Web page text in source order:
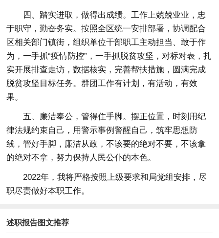
四、踏实进取，做得出成绩。工作上兢兢业业，忠
于职守，勤奋务实。按照全区统一安排部署，协调配合
区相关部门镇街，组织单位干部职工主动担当、敢于作
为，一手抓“疫情防控”，一手抓脱贫攻坚，对标对表，扎
实开展排查走访，数据核实，完善帮扶措施，圆满完成
脱贫攻坚目标任务。群团工作有计划，有活动，有效
果。
五、廉洁奉公，管得住手脚。摆正位置，时刻用纪
律法规约束自己，用警示事例警醒自己，筑牢思想防
线，管好手脚，廉洁从政，不该要的绝对不要，不该拿
的绝对不拿，努力保持人民公仆的本色。
2022年，我将严格按照上级要求和局党组安排，尽
职尽责做好本职工作。
述职报告图文推荐